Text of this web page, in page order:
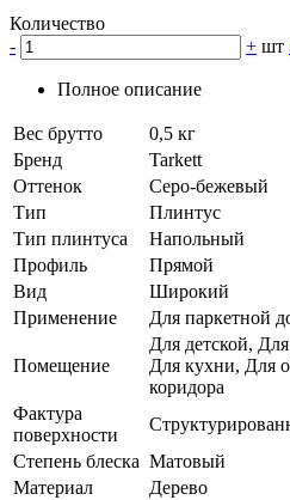
Количество
-
+ шт
Полное описание
Вес брутто
0,5 кг
Бренд
Tarkett
Оттенок
Серо-бежевый
Тип
Плинтус
Тип плинтуса
Напольный
Профиль
Прямой
Вид
Широкий
Применение
Для паркетной
Помещение
Для детской,
Для кухни, Для
коридора
Фактура
поверхности
Степень блеска Матовый
Материал
Дерево